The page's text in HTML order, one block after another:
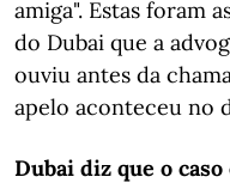
amiga". Estas foram
do Dubai que a
ouviu antes da
apelo aconteceu no
Dubai diz que o